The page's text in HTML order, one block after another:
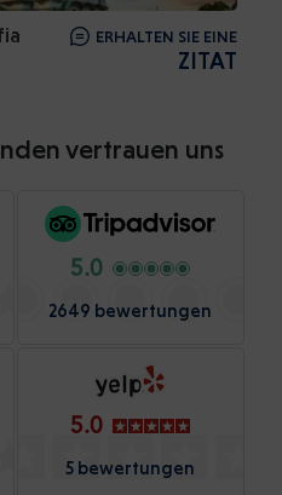
ERHALTEN SIE EINE
ZITAT
vertrauen uns
5.0
2649 bewertungen
5.0
5 bewertungen